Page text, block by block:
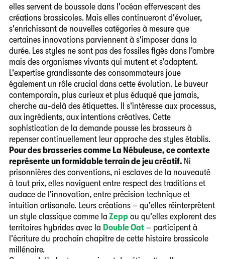
elles servent de boussole dans l'océan effervescent des
créations brassicoles. Mais elles continueront d'évoluer,
s'enrichissant de nouvelles catégories à mesure que
certaines innovations parviennent à s'imposer dans la
durée. Les styles ne sont pas des fossiles figés dans l'ambre
mais des organismes vivants qui mutent et s'adaptent.
L'expertise grandissante des consommateurs joue
également un rôle crucial dans cette évolution. Le buveur
contemporain, plus curieux et plus éduqué que jamais,
cherche au-delà des étiquettes. Il s'intéresse aux processus,
aux ingrédients, aux intentions créatives. Cette
sophistication de la demande pousse les brasseurs à
repenser continuellement leur approche des styles établis.
Pour des brasseries comme La Nébuleuse, ce contexte
représente un formidable terrain de jeu créatif.Ni
prisonnières des conventions, ni esclaves de la nouveauté
à tout prix, elles naviguent entre respect des traditions et
audace de l'innovation, entre précision technique et
intuition artisanale. Leurs créations – qu'elles réinterprètent
un style classique comme la Zeppou qu'elles explorent des
territoires hybrides avec la Double Oat– participent à
l'écriture du prochain chapitre de cette histoire brassicole
millénaire.